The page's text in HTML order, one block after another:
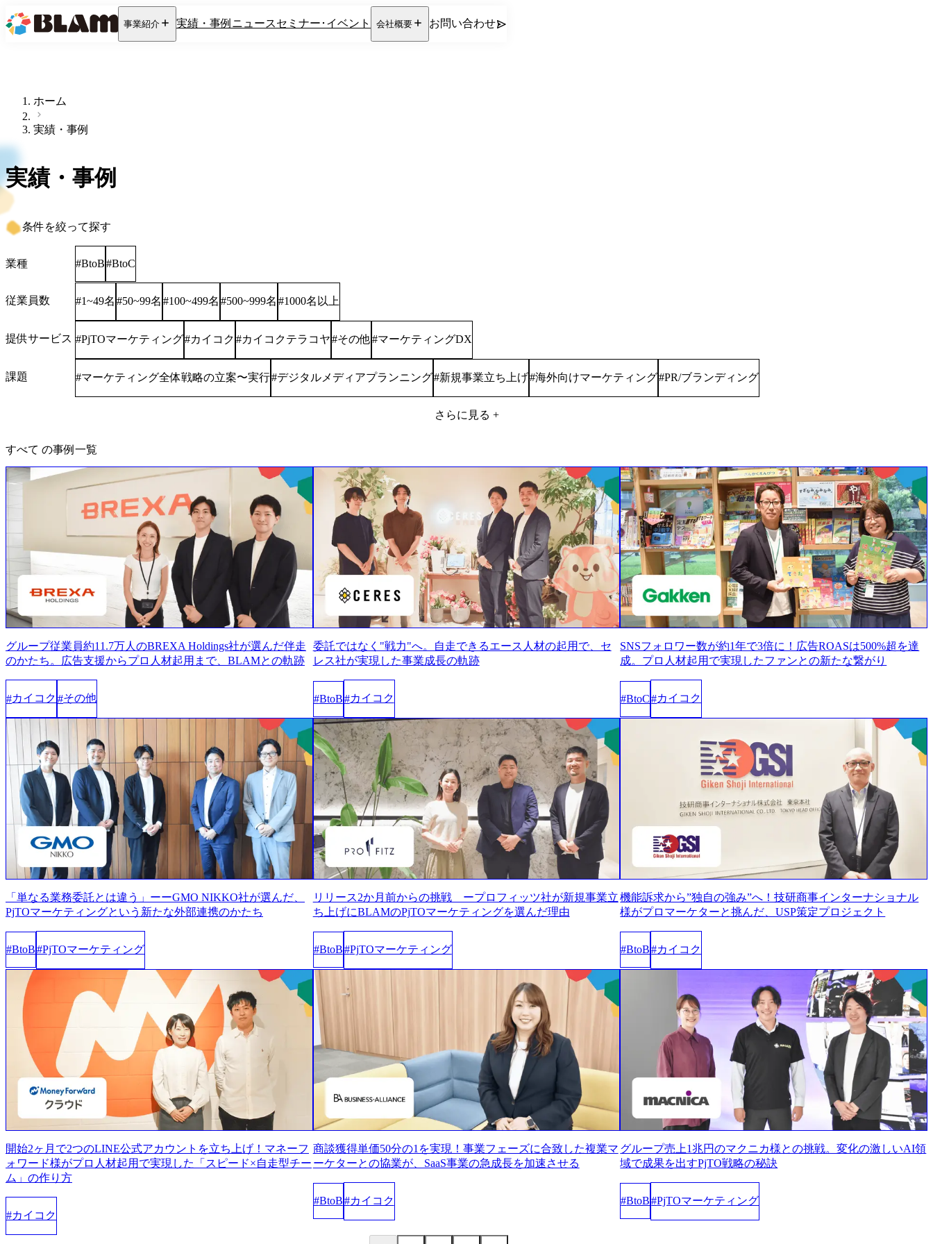
事業紹介 実績・事例 ニュースセミナー･イベント 会社概要 お問い合わせ
ホーム
実績・事例
実績・事例
条件を絞って探す
業種 #BtoB#BtoC
従業員数 #1~49名 #50~99名 #100~499名 #500~999名 #1000名以上
提供サービス #PjTOマーケティング#カイコク #カイコクテラコヤ#その他#マーケティングDX
課題 #マーケティング全体戦略の立案〜実行#デジタルメディアプランニング#新規事業立ち上げ#海外向けマーケティング#PR/ブランディング
さらに見る +
すべて の事例一覧
グループ従業員約11.7万人のBREXA Holdings社が選んだ伴走
のかたち。広告支援からプロ人材起用まで、BLAMとの軌跡
#カイコク #その他
委託ではなく"戦力"へ。自走できるエース人材の起用で、セ
レス社が実現した事業成長の軌跡
#BtoB#カイコク
SNSフォロワー数が約1年で3倍に！広告ROASは500%超を達
成。プロ人材起用で実現したファンとの新たな繋がり
#BtoC#カイコク
「単なる業務委託とは違う」ーーGMO NIKKO社が選んだ、
PjTOマーケティングという新たな外部連携のかたち
#BtoB#PjTOマーケティング
リリース2か月前からの挑戦 ープロフィッツ社が新規事業立
ち上げにBLAMのPjTOマーケティングを選んだ理由
#BtoB#PjTOマーケティング
機能訴求から”独自の強み”へ！技研商事インターナショナル
様がプロマーケターと挑んだ、USP策定プロジェクト
#BtoB#カイコク
開始2ヶ月で2つのLINE公式アカウントを立ち上げ！マネーフ
ォワード様がプロ人材起用で実現した「スピード×自走型チー
ム」の作り方
#カイコク
商談獲得単価50分の1を実現！事業フェーズに合致した複業マ
ーケターとの協業が、SaaS事業の急成長を加速させる
#BtoB#カイコク
グループ売上1兆円のマクニカ様との挑戦。変化の激しいAI領
域で成果を出すPjTO戦略の秘訣
#BtoB#PjTOマーケティング